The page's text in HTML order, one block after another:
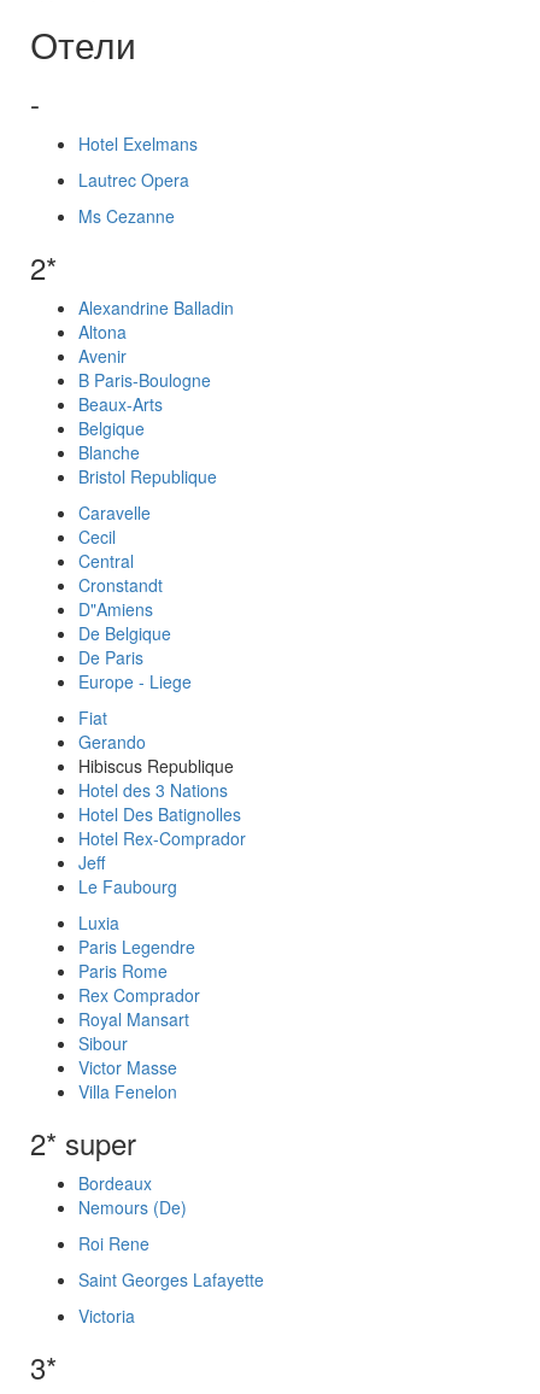
Отели
-
Hotel Exelmans
Lautrec Opera
Ms Cezanne
2*
Alexandrine Balladin
Altona
Avenir
B Paris-Boulogne
Beaux-Arts
Belgique
Blanche
Bristol Republique
Caravelle
Cecil
Central
Cronstandt
D"Amiens
De Belgique
De Paris
Europe - Liege
Fiat
Gerando
Hibiscus Republique
Hotel des 3 Nations
Hotel Des Batignolles
Hotel Rex-Comprador
Jeff
Le Faubourg
Luxia
Paris Legendre
Paris Rome
Rex Comprador
Royal Mansart
Sibour
Victor Masse
Villa Fenelon
2* super
Bordeaux
Nemours (De)
Roi Rene
Saint Georges Lafayette
Victoria
3*